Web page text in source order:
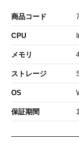
商品コード
CPU
メモリ
ストレージ
OS
保証期間